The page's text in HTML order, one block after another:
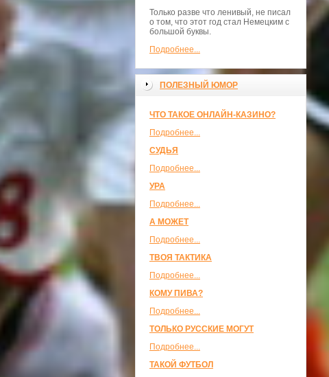
Только разве что ленивый, не писал
о том, что этот год стал Немецким с
большой буквы.
Подробнее...
ПОЛЕЗНЫЙ ЮМОР
ЧТО ТАКОЕ ОНЛАЙН-КАЗИНО?
Подробнее...
СУДЬЯ
Подробнее...
УРА
Подробнее...
А МОЖЕТ
Подробнее...
ТВОЯ ТАКТИКА
Подробнее...
КОМУ ПИВА?
Подробнее...
ТОЛЬКО РУССКИЕ МОГУТ
Подробнее...
ТАКОЙ ФУТБОЛ